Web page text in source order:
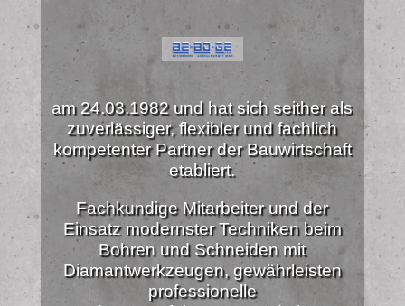
am 24.03.1982 und hat sich seither als
zuverlässiger, flexibler und fachlich
kompetenter Partner der Bauwirtschaft
etabliert.
Fachkundige Mitarbeiter und der
Einsatz modernster Techniken beim
Bohren und Schneiden mit
Diamantwerkzeugen, gewährleisten
professionelle